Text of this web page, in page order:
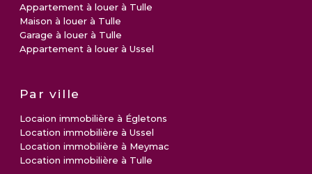
Appartement à louer à Tulle
Maison à louer à Tulle
Garage à louer à Tulle
Appartement à louer à Ussel
Par ville
Locaion immobilière à Égletons
Location immobilière à Ussel
Location immobilière à Meymac
Location immobilière à Tulle